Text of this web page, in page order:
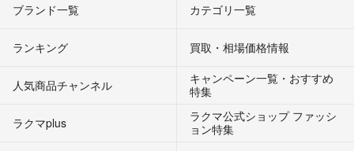
ブランド一覧 カテゴリ一覧
ランキング 買取・相場価格情報
人気商品チャンネル
キャンペーン一覧・おすすめ
特集
ラクマplus
ラクマ公式ショップ ファッシ
ョン特集